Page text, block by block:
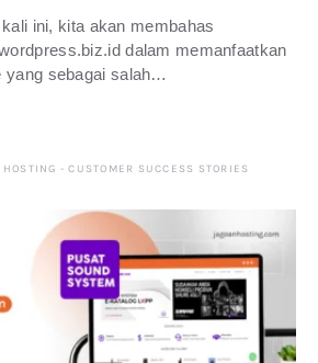
ini, kita akan membahas
dalam memanfaatkan
yang sebagai salah…
- CUSTOMER SUCCESS STORIES